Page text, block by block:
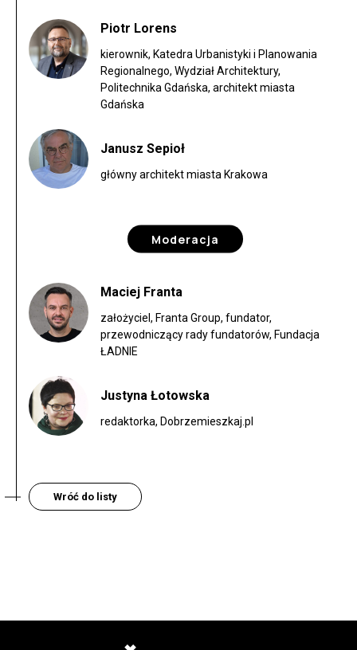
Piotr Lorens
kierownik, Katedra Urbanistyki i Planowania
Regionalnego, Wydział Architektury,
Politechnika Gdańska, architekt miasta
Gdańska
Janusz Sepioł
główny architekt miasta Krakowa
Moderacja
Maciej Franta
założyciel, Franta Group, fundator,
przewodniczący rady fundatorów, Fundacja
ŁADNIE
Justyna Łotowska
redaktorka, Dobrzemieszkaj.pl
Wróć do listy